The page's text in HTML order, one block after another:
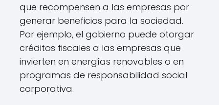
que recompensen a las empresas por
generar beneficios para la sociedad.
Por ejemplo, el gobierno puede otorgar
créditos fiscales a las empresas que
invierten en energías renovables o en
programas de responsabilidad social
corporativa.